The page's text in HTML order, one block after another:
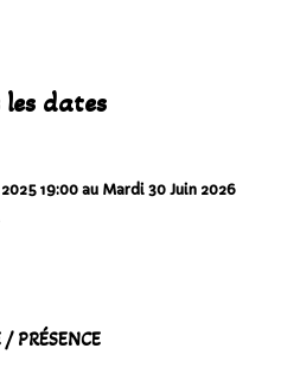
les dates
19:00 au Mardi 30 Juin 2026
/ PRÉSENCE